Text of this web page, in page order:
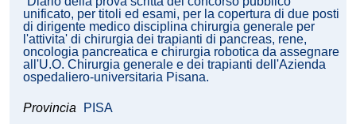
unificato, per titoli ed esami, per la copertura di due posti
di dirigente medico disciplina chirurgia generale per
l'attivita' di chirurgia dei trapianti di pancreas, rene,
oncologia pancreatica e chirurgia robotica da assegnare
all'U.O. Chirurgia generale e dei trapianti dell'Azienda
ospedaliero-universitaria Pisana.
Provincia PISA